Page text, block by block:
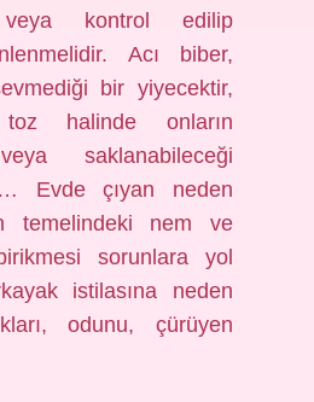
veya kontrol edilip
Acı biber,
bir yiyecektir,
halinde onların
saklanabileceği
Evde çıyan neden
temelindeki nem ve
sorunlara yol
istilasına neden
odunu, çürüyen